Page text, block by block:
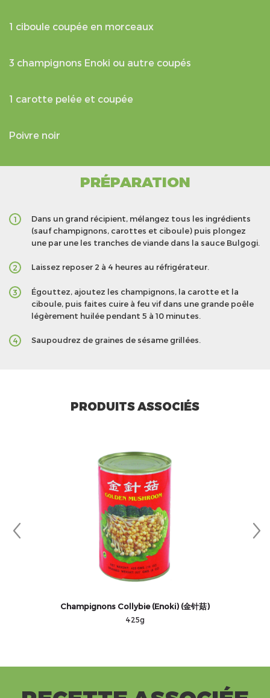
1 ciboule coupée en morceaux
3 champignons Enoki ou autre coupés
1 carotte pelée et coupée
Poivre noir
PRÉPARATION
1
Dans un grand récipient, mélangez tous les ingrédients
(sauf champignons, carottes et ciboule) puis plongez
une par une les tranches de viande dans la sauce Bulgogi.
2 Laissez reposer 2 à 4 heures au réfrigérateur.
3
Égouttez, ajoutez les champignons, la carotte et la
ciboule, puis faites cuire à feu vif dans une grande poêle
légèrement huilée pendant 5 à 10 minutes.
4 Saupoudrez de graines de sésame grillées.
PRODUITS ASSOCIÉS
Champignons Collybie (Enoki) (金针菇)
425g